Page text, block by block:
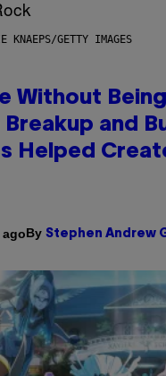
KNAEPS/GETTY IMAGES
Without
Breakup and
Helped
agoBy Stephen Andrew